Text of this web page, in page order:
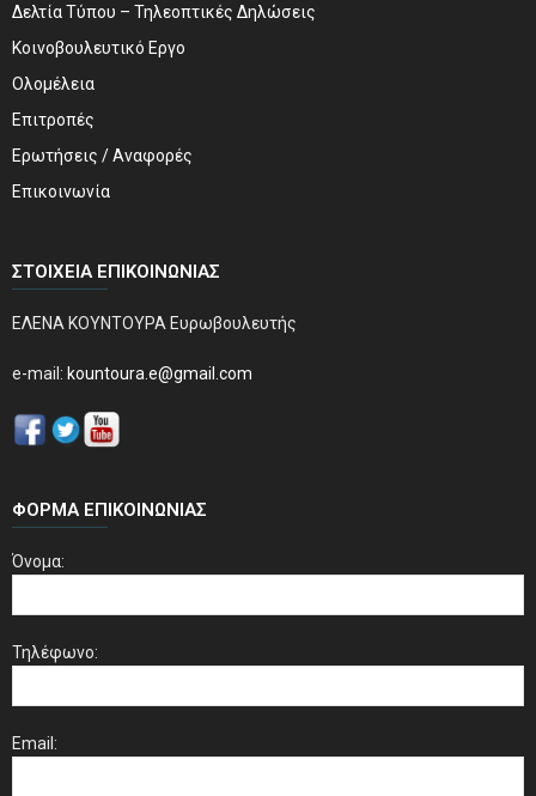
Δελτία Τύπου – Τηλεοπτικές Δηλώσεις
Κοινοβουλευτικό Εργο
Ολομέλεια
Επιτροπές
Ερωτήσεις / Αναφορές
Επικοινωνία
ΣΤΟΙΧΕΊΑ ΕΠΙΚΟΙΝΩΝΊΑΣ
ΕΛΕΝΑ ΚΟΥΝΤΟΥΡΑ Ευρωβουλευτής
e-mail: kountoura.e@gmail.com
ΦΌΡΜΑ ΕΠΙΚΟΙΝΩΝΊΑΣ
Όνομα:
Τηλέφωνο:
Email: